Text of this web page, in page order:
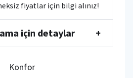
fiyatlar için bilgi alınız!
için detaylar +
Konfor